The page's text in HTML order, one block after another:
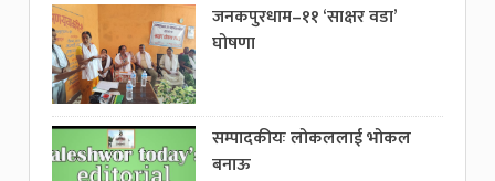
जनकपुरधाम–११ ‘साक्षर वडा’
घोषणा
सम्पादकीयः लोकललाई भोकल
बनाऊ